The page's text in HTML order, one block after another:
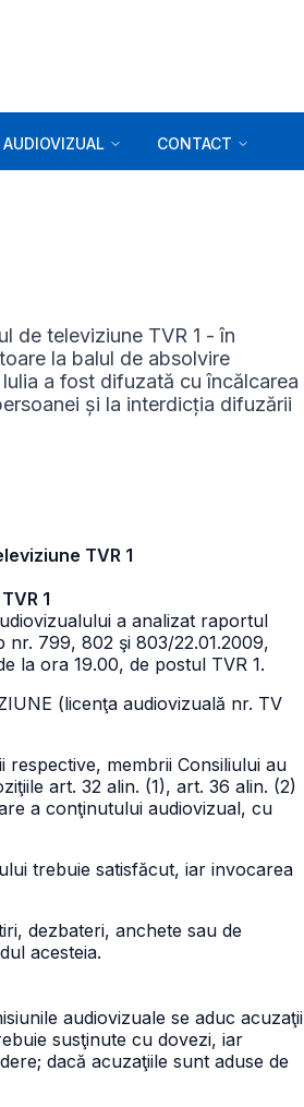
AUDIOVIZUAL CONTACT
de televiziune TVR 1 - în
la balul de absolvire
a fost difuzată cu încălcarea
și la interdicția difuzării
TVR 1
1
a analizat raportul
799, 802 şi 803/22.01.2009,
la ora 19.00, de postul TVR 1.
(licenţa audiovizuală nr. TV
membrii Consiliului au
art. 32 alin. (1), art. 36 alin. (2)
a conţinutului audiovizual, cu
trebuie satisfăcut, iar invocarea
dezbateri, anchete sau de
acesteia.
audiovizuale se aduc acuzaţii
susţinute cu dovezi, iar
dacă acuzaţiile sunt aduse de